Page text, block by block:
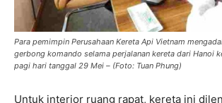
Para pemimpin Perusahaan Kereta Api Vietnam
gerbong komando selama perjalanan kereta dari Hanoi
pagi hari tanggal 29 Mei – (Foto: Tuan Phung)
Untuk interior ruang rapat, kereta ini